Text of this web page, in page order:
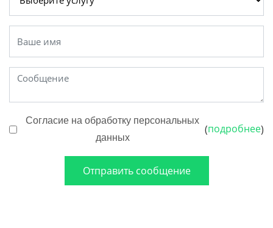
Согласие на обработку персональных
данных
(подробнее)
Отправить сообщение